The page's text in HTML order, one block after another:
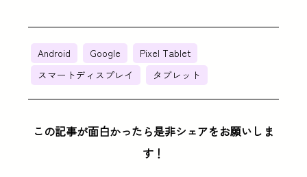
Android Google
Pixel Tablet
スマートディスプレイ
タブレット
この記事が面白かったら是非シェアをお願いしま
す！